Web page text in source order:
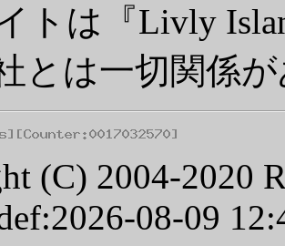
トは『Livly
とは一切関係
(C) 2004-2020
08-09